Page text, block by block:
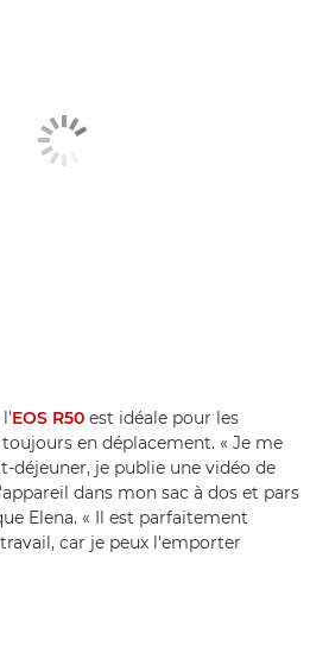
EOS R50 est idéale pour les
en déplacement. « Je me
déjeuner, je publie une vidéo de
dans mon sac à dos et pars
Elena. « Il est parfaitement
car je peux l'emporter